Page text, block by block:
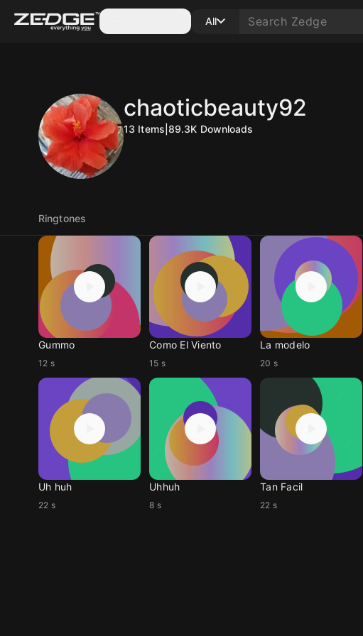
All
chaoticbeauty92
13 Items 89.3K Downloads
Ringtones
Gummo
12 s
Como El Viento
15 s
La modelo
20 s
Uh huh
22 s
Uhhuh
8 s
Tan Facil
22 s